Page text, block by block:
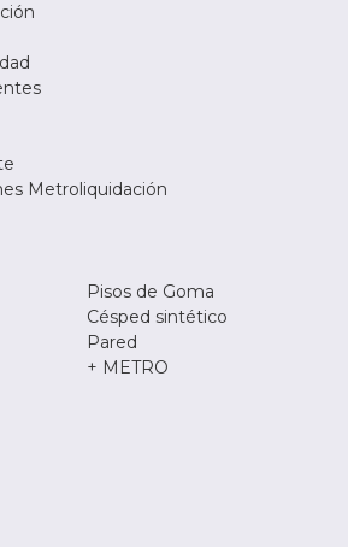
Metroliquidación
Pisos de Goma
Césped sintético
Pared
+ METRO